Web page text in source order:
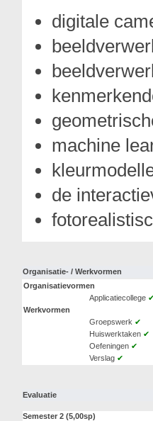
digitale
machine
de
Organisatie- / Werkvormen
Organisatievormen
Applicatiecollege ✔
Werkvormen
Groepswerk ✔
Huiswerktaken ✔
Oefeningen ✔
Verslag ✔
Evaluatie
Semester 2 (5,00sp)